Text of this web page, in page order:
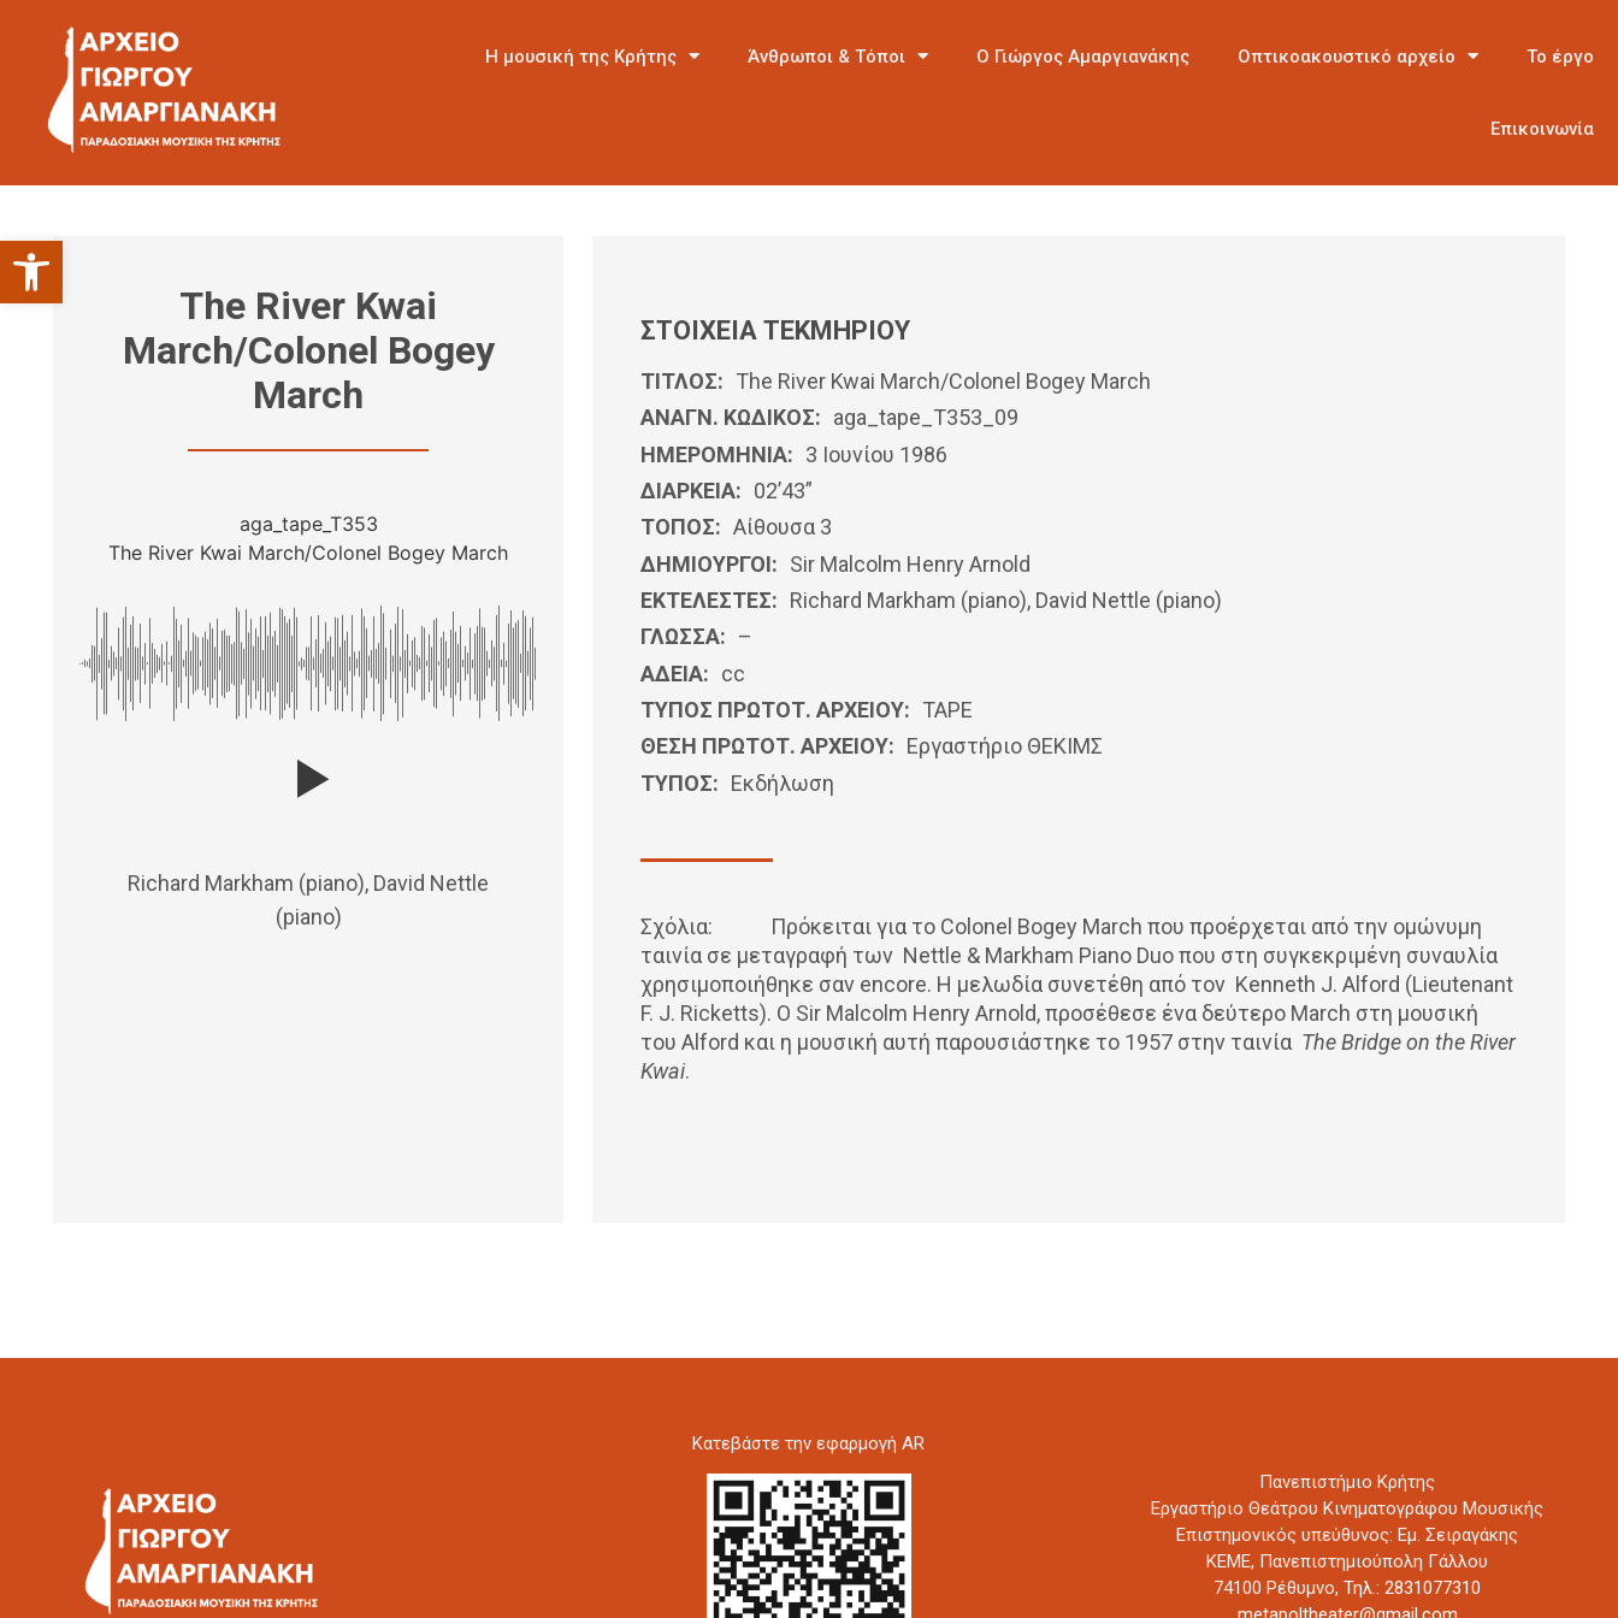
Ανοίξτε τη γραμμή εργαλείων
Η μουσική της Κρήτης Άνθρωποι & Τόποι Ο Γιώργος Αμαργιανάκης Οπτικοακουστικό αρχείο Το έργο
Επικοινωνία
The River Kwai
March/Colonel Bogey
March
aga_tape_T353
The River Kwai March/Colonel Bogey March
Richard Markham (piano), David Nettle
(piano)
ΣΤΟΙΧΕΙΑ ΤΕΚΜΗΡΙΟΥ
ΤΙΤΛΟΣ: The River Kwai March/Colonel Bogey March
ΑΝΑΓΝ. ΚΩΔΙΚΟΣ: aga_tape_T353_09
ΗΜΕΡΟΜΗΝΊΑ: 3 Ιουνίου 1986
ΔΙΑΡΚΕΙΑ: 02’43”
ΤΟΠΟΣ: Αίθουσα 3
ΔΗΜΙΟΥΡΓΟΙ: Sir Malcolm Henry Arnold
ΕΚΤΕΛΕΣΤΕΣ: Richard Markham (piano), David Nettle (piano)
ΓΛΩΣΣΑ: –
ΑΔΕΙΑ: cc
ΤΥΠΟΣ ΠΡΩΤΟΤ. ΑΡΧΕΙΟΥ: ΤΑΡΕ
ΘΕΣΗ ΠΡΩΤΟΤ. ΑΡΧΕΙΟΥ: Εργαστήριο ΘΕΚΙΜΣ
ΤΥΠΟΣ: Εκδήλωση
Σχόλια: Πρόκειται για το Colonel Bogey March που προέρχεται από την ομώνυμη
ταινία σε μεταγραφή των Nettle & Markham Piano Duo που στη συγκεκριμένη συναυλία
χρησιμοποιήθηκε σαν encore. Η μελωδία συνετέθη από τον Kenneth J. Alford (Lieutenant
F. J. Ricketts). Ο Sir Malcolm Henry Arnold, προσέθεσε ένα δεύτερο March στη μουσική
του Alford και η μουσική αυτή παρουσιάστηκε το 1957 στην ταινία TheBridgeon theRiver
Kwai.
Kατεβάστε την εφαρμογή AR
Πανεπιστήμιο Κρήτης
Εργαστήριο Θεάτρου Κινηματογράφου Μουσικής
Επιστημονικός υπεύθυνος: Εμ. Σειραγάκης
ΚΕΜΕ, Πανεπιστημιούπολη Γάλλου
74100 Ρέθυμνο,Τηλ.: 2831077310